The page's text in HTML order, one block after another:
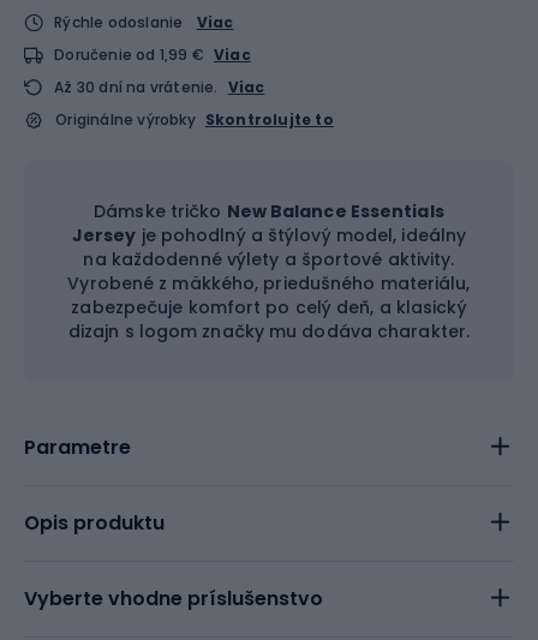
Rýchle odoslanie
Viac
Doručenie od 1,99 € Viac
Až 30 dní na vrátenie. Viac
Originálne výrobky Skontrolujte to
Dámske tričko New Balance Essentials
Jersey je pohodlný a štýlový model, ideálny
na každodenné výlety a športové aktivity.
Vyrobené z mäkkého, priedušného materiálu,
zabezpečuje komfort po celý deň, a klasický
dizajn s logom značky mu dodáva charakter.
Parametre
Opis produktu
Vyberte vhodne príslušenstvo